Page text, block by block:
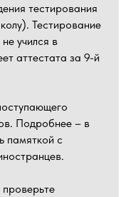
тестирования
Тестирование
учился в
аттестата за 9-й
Подробнее – в
памяткой с